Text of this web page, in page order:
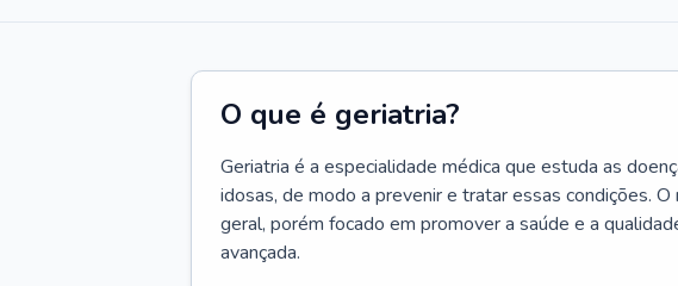
O que é geriatria?
Geriatria é a especialidade médica que estuda as
idosas, de modo a prevenir e tratar essas condições.
geral, porém focado em promover a saúde e a
avançada.